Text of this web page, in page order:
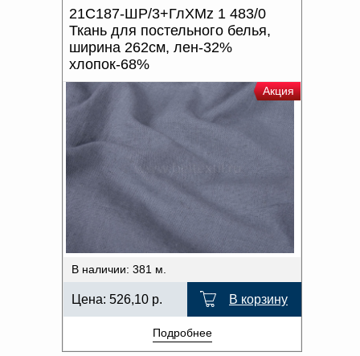
21С187-ШР/3+ГлХМz 1 483/0
Ткань для постельного белья,
ширина 262см, лен-32%
хлопок-68%
Акция
В наличии: 381 м.
Цена: 526,10 р. В корзину
Подробнее